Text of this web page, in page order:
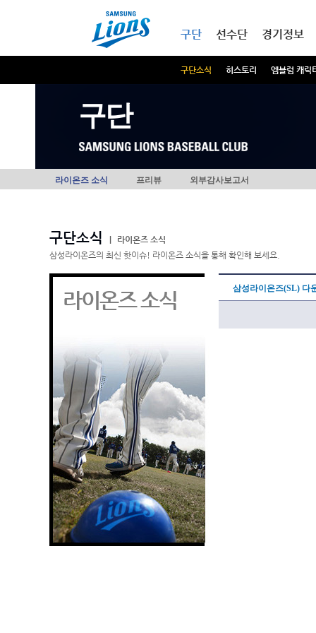
구단
구단소식 히스토리 엠블럼 캐릭
선수단 경기정보
구단
라이온즈 소식 프리뷰 외부감사보고서
구단소식
라이온즈 소식
삼성라이온즈의 최신 핫이슈! 라이온즈 소식을 통해 확인해 보세요.
라이온즈 소식 삼성라이온즈(SL) 다